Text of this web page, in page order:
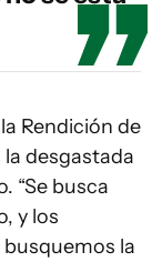
Rendición de
desgastada
“Se busca
y los
la